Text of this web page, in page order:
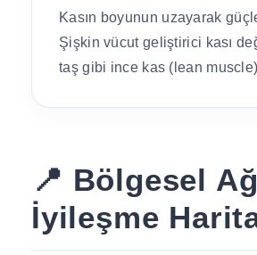
Kasın boyunun uzayarak
Şişkin vücut geliştirici kası
taş gibi ince kas (lean muscle)
📍 Bölgesel
İyileşme